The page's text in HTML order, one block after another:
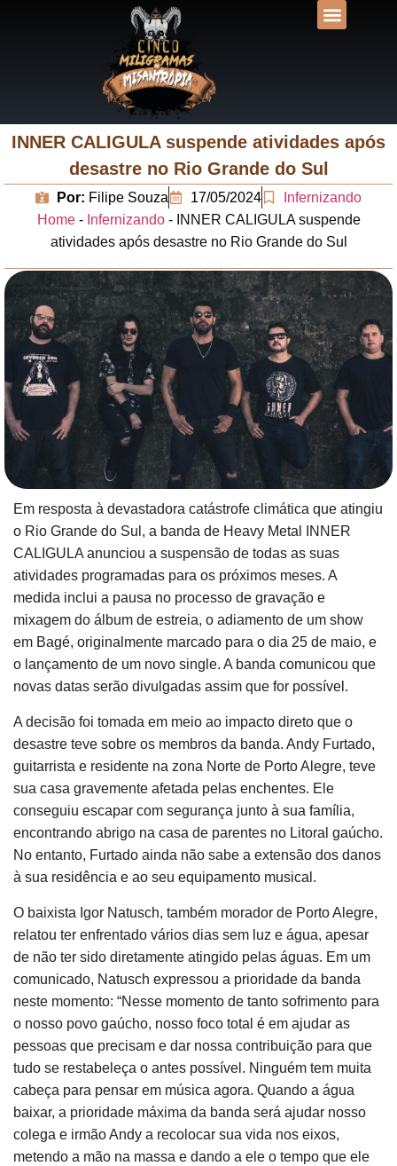
INNER CALIGULA suspende atividades após
desastre no Rio Grande do Sul
Por: Filipe Souza 17/05/2024
Infernizando
Home- Infernizando- INNER CALIGULA suspende
atividades após desastre no Rio Grande do Sul
Em resposta à devastadora catástrofe climática que atingiu
o Rio Grande do Sul, a banda de Heavy Metal INNER
CALIGULA anunciou a suspensão de todas as suas
atividades programadas para os próximos meses. A
medida inclui a pausa no processo de gravação e
mixagem do álbum de estreia, o adiamento de um show
em Bagé, originalmente marcado para o dia 25 de maio, e
o lançamento de um novo single. A banda comunicou que
novas datas serão divulgadas assim que for possível.
A decisão foi tomada em meio ao impacto direto que o
desastre teve sobre os membros da banda. Andy Furtado,
guitarrista e residente na zona Norte de Porto Alegre, teve
sua casa gravemente afetada pelas enchentes. Ele
conseguiu escapar com segurança junto à sua família,
encontrando abrigo na casa de parentes no Litoral gaúcho.
No entanto, Furtado ainda não sabe a extensão dos danos
à sua residência e ao seu equipamento musical.
O baixista Igor Natusch, também morador de Porto Alegre,
relatou ter enfrentado vários dias sem luz e água, apesar
de não ter sido diretamente atingido pelas águas. Em um
comunicado, Natusch expressou a prioridade da banda
neste momento: “Nesse momento de tanto sofrimento para
o nosso povo gaúcho, nosso foco total é em ajudar as
pessoas que precisam e dar nossa contribuição para que
tudo se restabeleça o antes possível. Ninguém tem muita
cabeça para pensar em música agora. Quando a água
baixar, a prioridade máxima da banda será ajudar nosso
colega e irmão Andy a recolocar sua vida nos eixos,
metendo a mão na massa e dando a ele o tempo que ele